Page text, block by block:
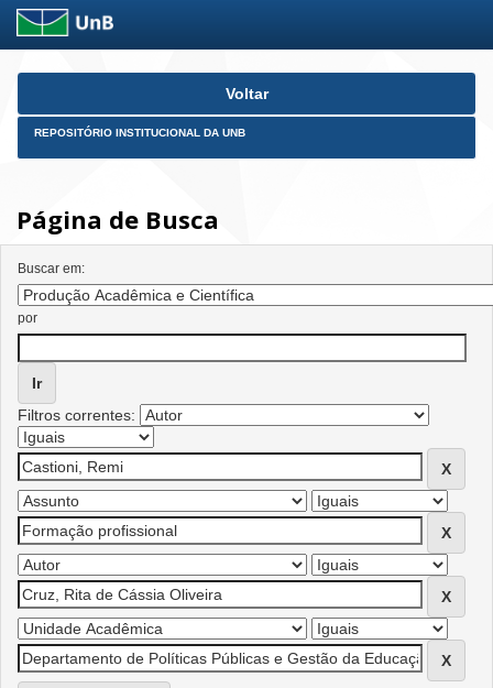
Skip
Voltar
REPOSITÓRIO INSTITUCIONAL DA UNB
Página de Busca
Buscar em:
por
Filtros correntes: